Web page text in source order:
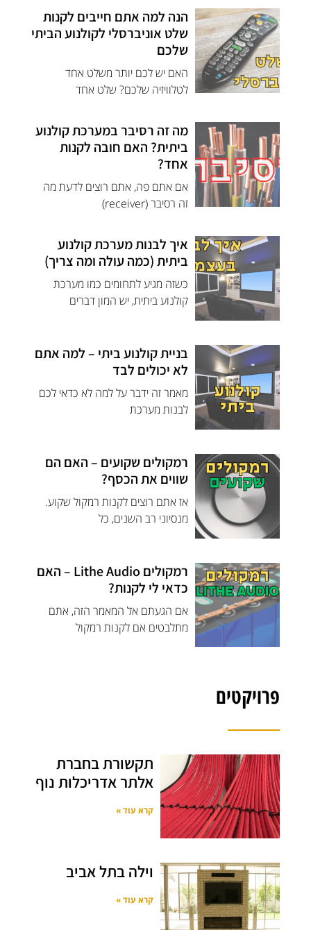
הנה למה אתם חייבים לקנות
שלט אוניברסלי לקולנוע הביתי
שלכם
האם יש לכם יותר משלט אחד
לטלוויזיה שלכם? שלט אחד
מה זה רסיבר במערכת קולנוע
ביתית? האם חובה לקנות
אחד?
אם אתם פה, אתם רוצים לדעת מה
זה רסיבר (receiver)
איך לבנות מערכת קולנוע
ביתית (כמה עולה ומה צריך)
כשזה מגיע לתחומים כמו מערכת
קולנוע ביתית, יש המון דברים
בניית קולנוע ביתי – למה אתם
לא יכולים לבד
מאמר זה ידבר על למה לא כדאי לכם
לבנות מערכת
רמקולים שקועים – האם הם
שווים את הכסף?
אז אתם רוצים לקנות רמקול שקוע.
מנסיוני רב השנים, כל
רמקולים Lithe Audio – האם
כדאי לי לקנות?
אם הגעתם אל המאמר הזה, אתם
מתלבטים אם לקנות רמקול
פרויקטים
תקשורת בחברת
אלתר אדריכלות נוף
קרא עוד »
וילה בתל אביב
קרא עוד »